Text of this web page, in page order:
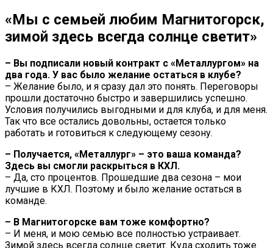
«Мы с семьей любим Магнитогорск,
зимой здесь всегда солнце светит»
– Вы подписали новый контракт с «Металлургом» на
два года. У вас было желание остаться в клубе?
– Желание было, и я сразу дал это понять. Переговоры
прошли достаточно быстро и завершились успешно.
Условия получились выгодными и для клуба, и для меня.
Так что все остались довольны, остается только
работать и готовиться к следующему сезону.
– Получается, «Металлург» – это ваша команда?
Здесь вы смогли раскрыться в КХЛ.
– Да, сто процентов. Прошедшие два сезона – мои
лучшие в КХЛ. Поэтому и было желание остаться в
команде.
– В Магнитогорске вам тоже комфортно?
– И меня, и мою семью все полностью устраивает.
Зимой здесь всегда солнце светит. Куда сходить тоже